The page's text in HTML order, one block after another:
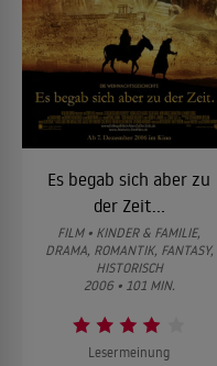
Es begab sich aber zu
der Zeit...
FILM • KINDER & FAMILIE,
DRAMA, ROMANTIK, FANTASY,
HISTORISCH
2006 • 101 MIN.
Lesermeinung